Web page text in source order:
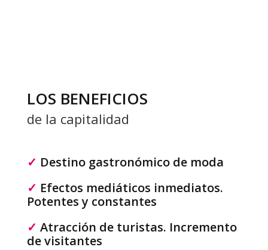
LOS BENEFICIOS
de la capitalidad
✓ Destino gastronómico de moda
✓ Efectos mediáticos inmediatos.
Potentes y constantes
✓ Atracción de turistas. Incremento
de visitantes